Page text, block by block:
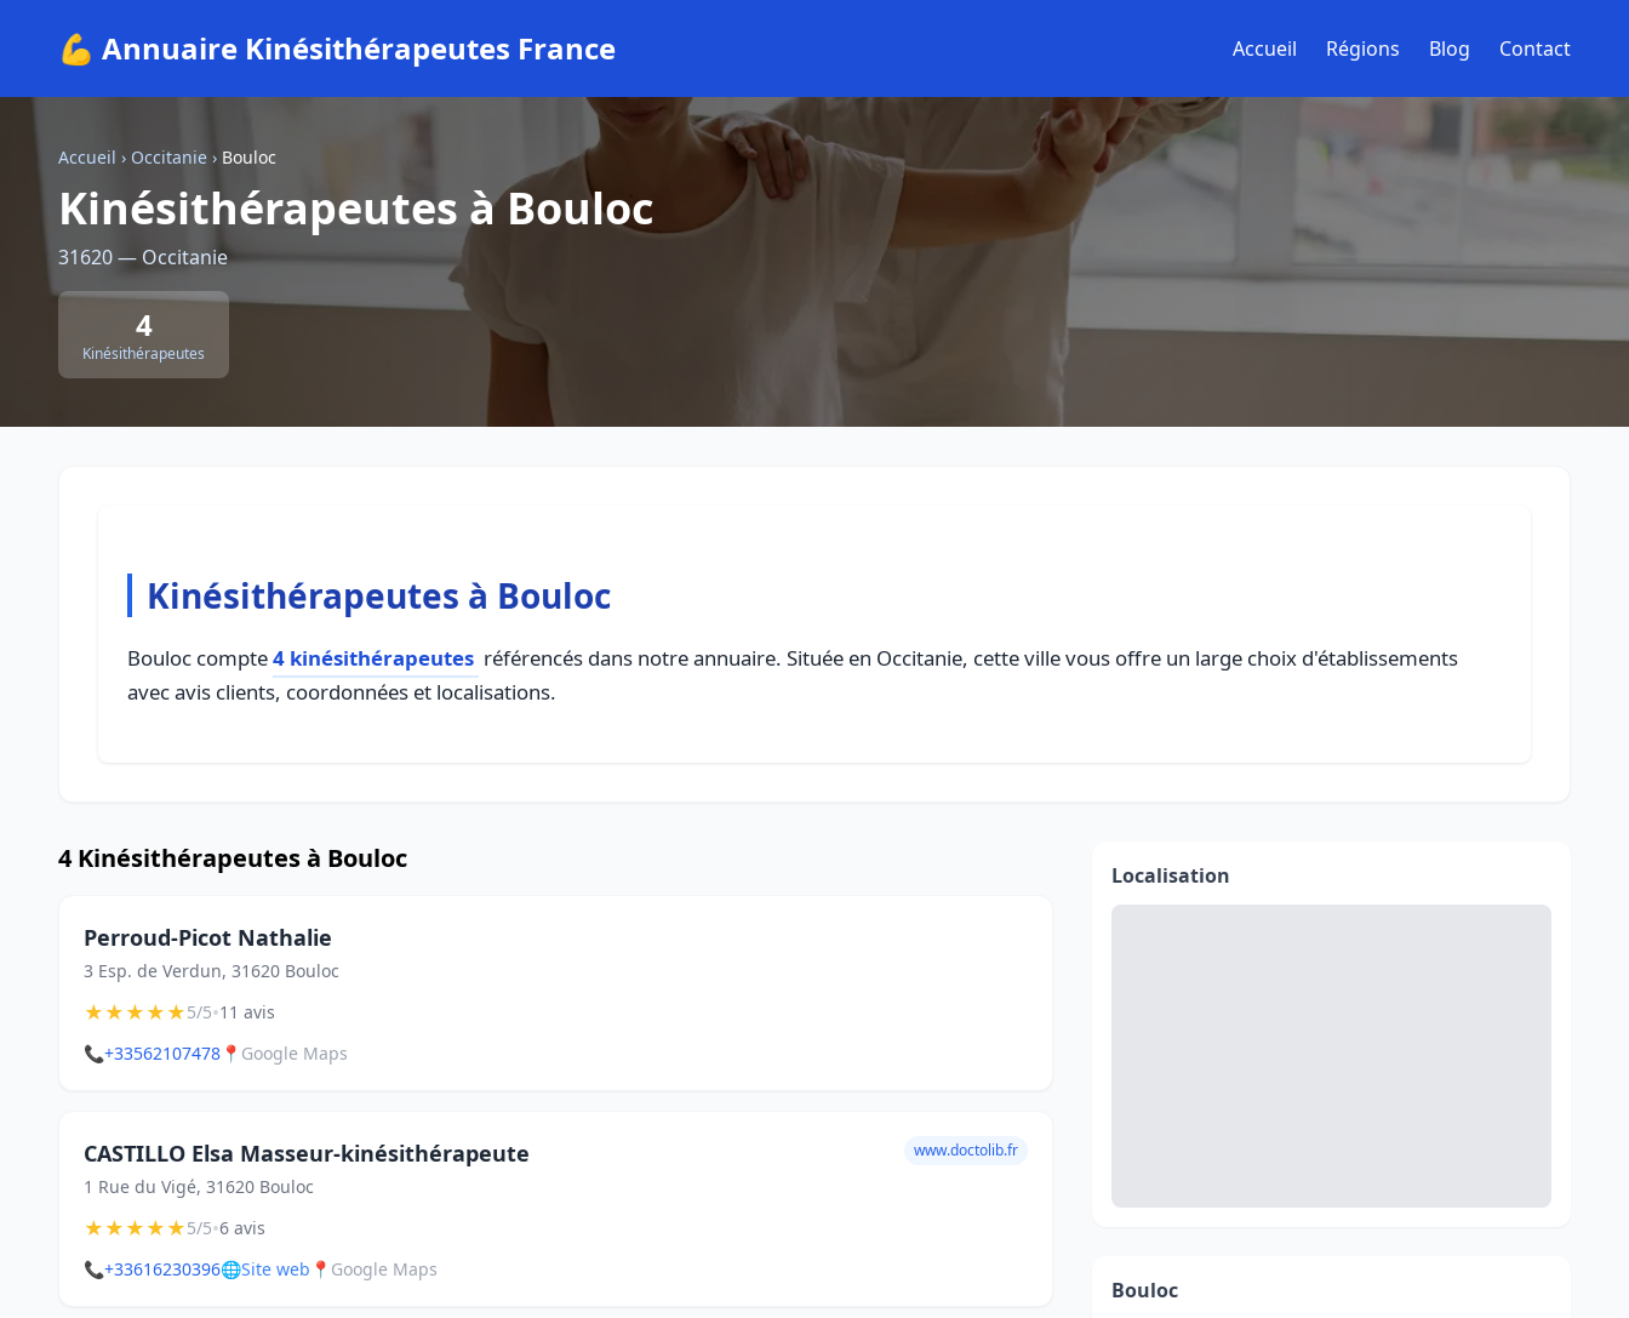
💪 Annuaire Kinésithérapeutes France Accueil Régions Blog Contact
Accueil › Occitanie › Bouloc
Kinésithérapeutes à Bouloc
31620 — Occitanie
4
Kinésithérapeutes
Kinésithérapeutes à Bouloc
Bouloc compte4 kinésithérapeutes référencés dans notre annuaire. Située en Occitanie, cette ville vous offre un large choix d'établissements
avec avis clients, coordonnées et localisations.
4 Kinésithérapeutes à Bouloc
Perroud-Picot Nathalie
3 Esp. de Verdun, 31620 Bouloc
★★★★★5/5•11 avis
📞+33562107478 📍 Google Maps
CASTILLO Elsa Masseur-kinésithérapeute
1 Rue du Vigé, 31620 Bouloc
www.doctolib.fr
★★★★★5/5•6 avis
📞+33616230396🌐Site web 📍 Google Maps
Localisation
Bouloc